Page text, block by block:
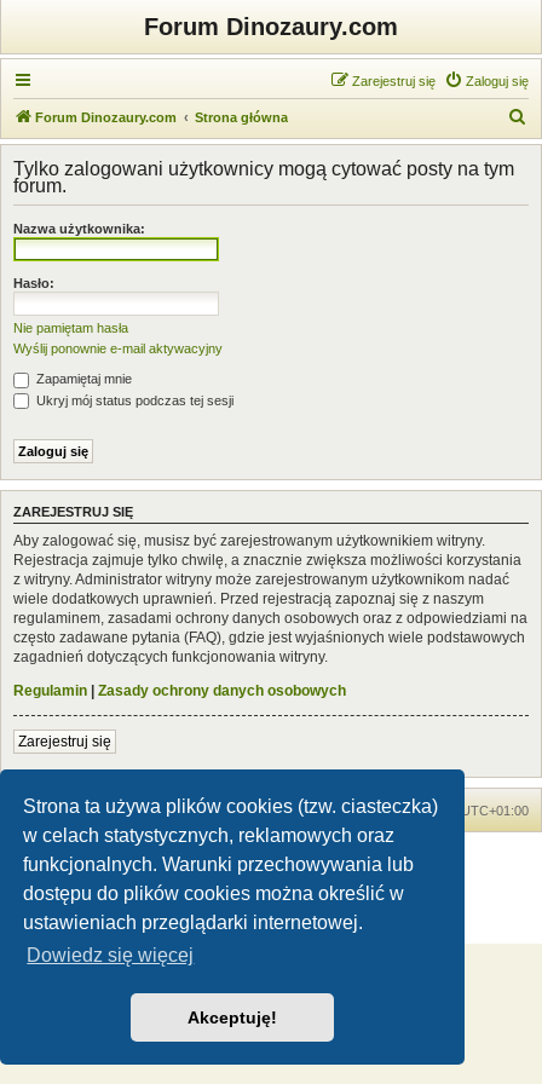
Strona ta używa plików cookies (tzw. ciasteczka)
w celach statystycznych, reklamowych oraz
funkcjonalnych. Warunki przechowywania lub
dostępu do plików cookies można określić w
ustawieniach przeglądarki internetowej.
Dowiedz się więcej
Akceptuję!
Forum Dinozaury.com
Zaloguj się
Zarejestruj się
Forum Dinozaury.com Strona główna
z
k
Tylko zalogowani użytkownicy mogą cytować posty na tym
forum.
Nazwa użytkownika:
Hasło:
Nie pamiętam hasła
Wyślij ponownie e-mail aktywacyjny
Zapamiętaj mnie
Ukryj mój status podczas tej sesji
ZAREJESTRUJ SIĘ
Aby zalogować się, musisz być zarejestrowanym użytkownikiem witryny.
Rejestracja zajmuje tylko chwilę, a znacznie zwiększa możliwości korzystania
z witryny. Administrator witryny może zarejestrowanym użytkownikom nadać
wiele dodatkowych uprawnień. Przed rejestracją zapoznaj się z naszym
regulaminem, zasadami ochrony danych osobowych oraz z odpowiedziami na
często zadawane pytania (FAQ), gdzie jest wyjaśnionych wiele podstawowych
zagadnień dotyczących funkcjonowania witryny.
Regulamin | Zasady ochrony danych osobowych
Zarejestruj się
Forum Dinozaury.com Strona główna Strefa czasowa UTC+01:00
Dinozaury.com
© 2006-2020
Technologię dostarcza
phpBB
® Forum Software © phpBB Limited
Polski pakiet językowy dostarczaphpBB.pl
Zasady ochrony danych osobowych|Regulamin